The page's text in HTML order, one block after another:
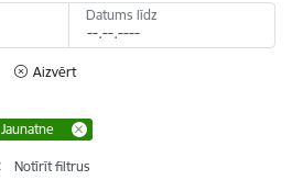
Datums līdz
Aizvērt
Jaunatne
Notīrīt filtrus